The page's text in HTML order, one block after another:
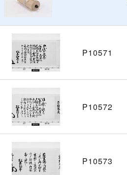
P10571
P10572
P10573